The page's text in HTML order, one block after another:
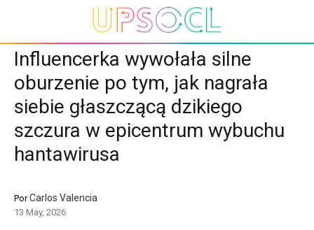
Influencerka wywołała silne
oburzenie po tym, jak nagrała
siebie głaszczącą dzikiego
szczura w epicentrum wybuchu
hantawirusa
PorCarlos Valencia
13 May, 2026